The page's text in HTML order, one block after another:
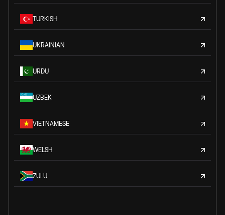
TURKISH
UKRAINIAN
URDU
UZBEK
VIETNAMESE
WELSH
ZULU